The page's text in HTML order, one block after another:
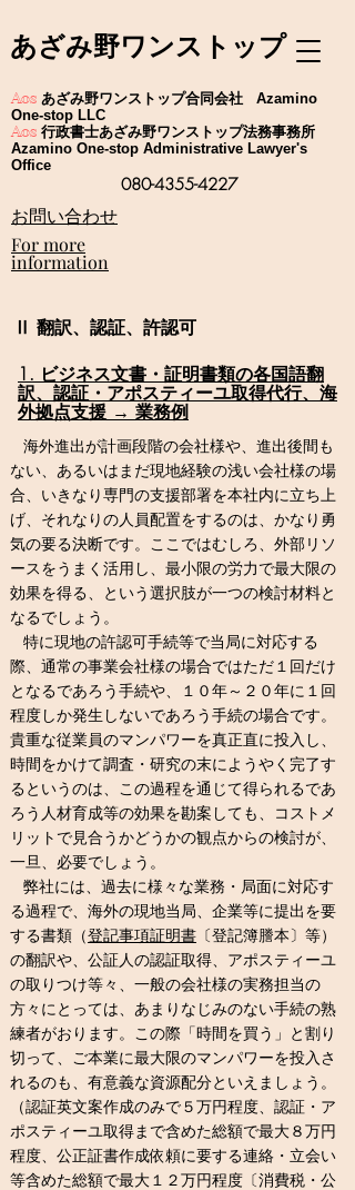
あざみ野ワンストップ
Aos あざみ野ワンストップ合同会社 Azamino
One-stop LLC
Aos 行政書士あざみ野ワンストップ法務事務所
Azamino One-stop Administrative Lawyer's
Office
080-4355-4227
​お問い合わせ
For more
information
Ⅱ 翻訳、認証、許認可
1. ビジネス文書・証明書類の各国語翻
訳、認証・アポスティーユ取得代行、海
外拠点支援 → 業務例
海外進出が計画段階の会社様や、進出後間も
ない、あるいはまだ現地経験の浅い会社様の場
合、いきなり専門の支援部署を本社内に立ち上
げ、それなりの人員配置をするのは、かなり勇
気の要る決断です。ここではむしろ、外部リソ
ースをうまく活用し、最小限の労力で最大限の
効果を得る、という選択肢が一つの検討材料と
なるでしょう。
特に現地の許認可手続等で当局に対応する
際、通常の事業会社様の場合ではただ１回だけ
となるであろう手続や、１０年～２０年に１回
程度しか発生しないであろう手続の場合です。
貴重な従業員のマンパワーを真正直に投入し、
時間をかけて調査・研究の末にようやく完了す
るというのは、この過程を通じて得られるであ
ろう人材育成等の効果を勘案しても、コストメ
リットで見合うかどうかの観点からの検討が、
一旦、必要でしょう。
弊社には、過去に様々な業務・局面に対応す
る過程で、海外の現地当局、企業等に提出を要
する書類（登記事項証明書 〔登記簿謄本〕等）
の翻訳や、公証人の認証取得、アポスティーユ
の取りつけ等々、一般の会社様の実務担当の
方々にとっては、あまりなじみのない手続の熟
練者がおります。この際「時間を買う」と割り
切って、ご本業に最大限のマンパワーを投入さ
れるのも、有意義な資源配分といえましょう。
（認証英文案作成のみで５万円程度、認証・ア
ポスティーユ取得まで含めた総額で最大８万円
程度、公正証書作成依頼に要する連絡・立会い
等含めた総額で最大１２万円程度 〔消費税・公